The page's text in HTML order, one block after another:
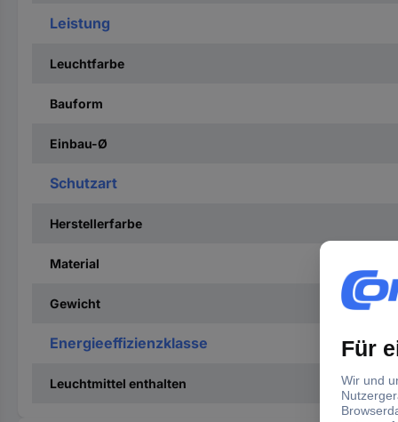
Leistung
Leuchtfarbe
Bauform
Einbau-Ø
Schutzart
Herstellerfarbe
Material
Gewicht
Energieeffizienzklasse
Leuchtmittel enthalten